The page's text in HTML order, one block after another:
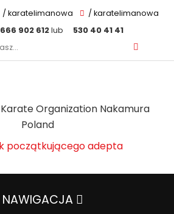
/ karatelimanowa
/ karatelimanowa
666 902 612lub
530 40 41 41
NAWIGACJA